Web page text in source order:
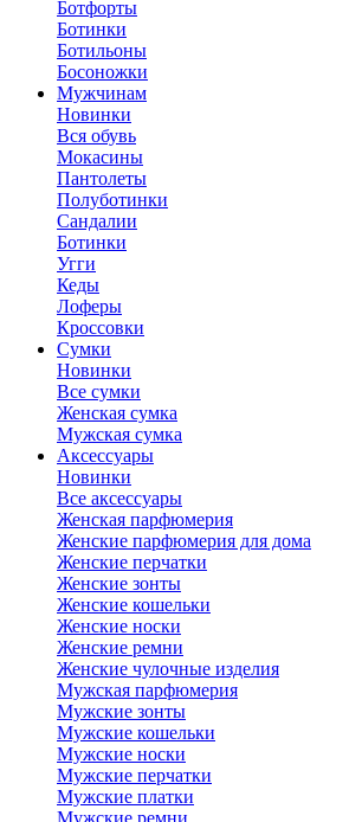
Ботфорты
Ботинки
Ботильоны
Босоножки
Мужчинам
Новинки
Вся обувь
Мокасины
Пантолеты
Полуботинки
Сандалии
Ботинки
Угги
Кеды
Лоферы
Кроссовки
Сумки
Новинки
Все сумки
Женская сумка
Мужская сумка
Аксессуары
Новинки
Все аксессуары
Женская парфюмерия
Женские парфюмерия для дома
Женские перчатки
Женские зонты
Женские кошельки
Женские носки
Женские ремни
Женские чулочные изделия
Мужская парфюмерия
Мужские зонты
Мужские кошельки
Мужские носки
Мужские перчатки
Мужские платки
Мужские ремни